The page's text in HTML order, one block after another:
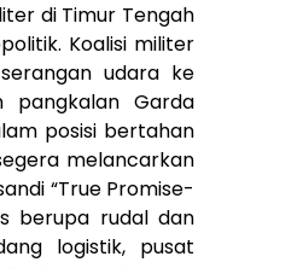
di Timur Tengah
Koalisi militer
udara ke
pangkalan Garda
posisi bertahan
melancarkan
“True Promise-
berupa rudal dan
logistik, pusat